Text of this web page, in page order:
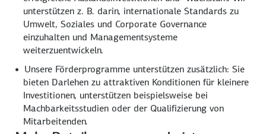
unterstützen z. B. darin, internationale Standards zu
Umwelt, Soziales und Corporate Governance
einzuhalten und Managementsysteme
weiterzuentwickeln.
Unsere Förderprogramme unterstützen zusätzlich: Sie
bieten Darlehen zu attraktiven Konditionen für kleinere
Investitionen, unterstützen beispielsweise bei
Machbarkeitsstudien oder der Qualifizierung von
Mitarbeitenden.